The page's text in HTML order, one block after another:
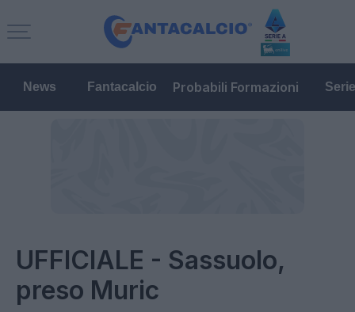
News Fantacalcio Probabili Formazioni
UFFICIALE - Sassuolo,
preso Muric